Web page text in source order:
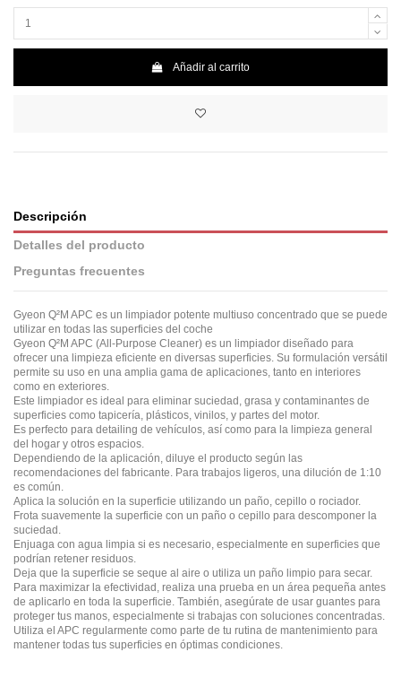
Añadir al carrito
Descripción
Detalles del producto
Preguntas frecuentes
Gyeon Q²M APC es un limpiador potente multiuso concentrado que se puede
utilizar en todas las superficies del coche
Gyeon Q²M APC (All-Purpose Cleaner) es un limpiador diseñado para
ofrecer una limpieza eficiente en diversas superficies. Su formulación versátil
permite su uso en una amplia gama de aplicaciones, tanto en interiores
como en exteriores.
Este limpiador es ideal para eliminar suciedad, grasa y contaminantes de
superficies como tapicería, plásticos, vinilos, y partes del motor.
Es perfecto para detailing de vehículos, así como para la limpieza general
del hogar y otros espacios.
Dependiendo de la aplicación, diluye el producto según las
recomendaciones del fabricante. Para trabajos ligeros, una dilución de 1:10
es común.
Aplica la solución en la superficie utilizando un paño, cepillo o rociador.
Frota suavemente la superficie con un paño o cepillo para descomponer la
suciedad.
Enjuaga con agua limpia si es necesario, especialmente en superficies que
podrían retener residuos.
Deja que la superficie se seque al aire o utiliza un paño limpio para secar.
Para maximizar la efectividad, realiza una prueba en un área pequeña antes
de aplicarlo en toda la superficie. También, asegúrate de usar guantes para
proteger tus manos, especialmente si trabajas con soluciones concentradas.
Utiliza el APC regularmente como parte de tu rutina de mantenimiento para
mantener todas tus superficies en óptimas condiciones.